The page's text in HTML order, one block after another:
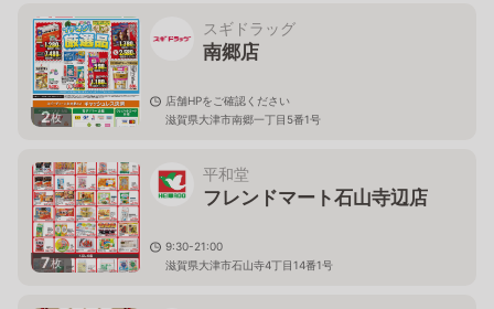
2枚
スギドラッグ
南郷店
店舗HPをご確認ください
滋賀県大津市南郷一丁目5番1号
7枚
平和堂
フレンドマート石山寺辺店
9:30-21:00
滋賀県大津市石山寺4丁目14番1号